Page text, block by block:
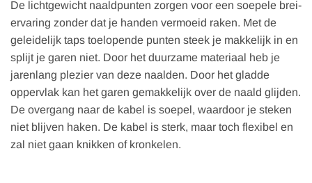
De lichtgewicht naaldpunten zorgen voor een soepele brei-
ervaring zonder dat je handen vermoeid raken. Met de
geleidelijk taps toelopende punten steek je makkelijk in en
splijt je garen niet. Door het duurzame materiaal heb je
jarenlang plezier van deze naalden. Door het gladde
oppervlak kan het garen gemakkelijk over de naald glijden.
De overgang naar de kabel is soepel, waardoor je steken
niet blijven haken. De kabel is sterk, maar toch flexibel en
zal niet gaan knikken of kronkelen.